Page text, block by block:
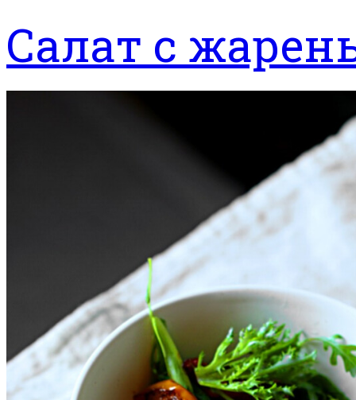
Салат с